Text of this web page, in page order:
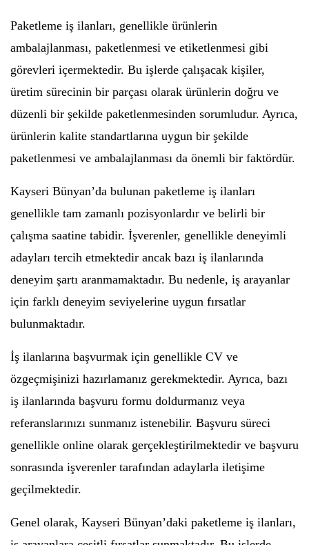
Paketleme iş ilanları, genellikle ürünlerin
ambalajlanması, paketlenmesi ve etiketlenmesi gibi
görevleri içermektedir. Bu işlerde çalışacak kişiler,
üretim sürecinin bir parçası olarak ürünlerin doğru ve
düzenli bir şekilde paketlenmesinden sorumludur. Ayrıca,
ürünlerin kalite standartlarına uygun bir şekilde
paketlenmesi ve ambalajlanması da önemli bir faktördür.
Kayseri Bünyan’da bulunan paketleme iş ilanları
genellikle tam zamanlı pozisyonlardır ve belirli bir
çalışma saatine tabidir. İşverenler, genellikle deneyimli
adayları tercih etmektedir ancak bazı iş ilanlarında
deneyim şartı aranmamaktadır. Bu nedenle, iş arayanlar
için farklı deneyim seviyelerine uygun fırsatlar
bulunmaktadır.
İş ilanlarına başvurmak için genellikle CV ve
özgeçmişinizi hazırlamanız gerekmektedir. Ayrıca, bazı
iş ilanlarında başvuru formu doldurmanız veya
referanslarınızı sunmanız istenebilir. Başvuru süreci
genellikle online olarak gerçekleştirilmektedir ve başvuru
sonrasında işverenler tarafından adaylarla iletişime
geçilmektedir.
Genel olarak, Kayseri Bünyan’daki paketleme iş ilanları,